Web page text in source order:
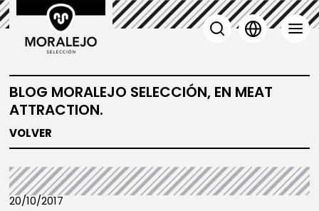
BLOG MORALEJO SELECCIÓN, EN MEAT
ATTRACTION.
VOLVER
20/10/2017